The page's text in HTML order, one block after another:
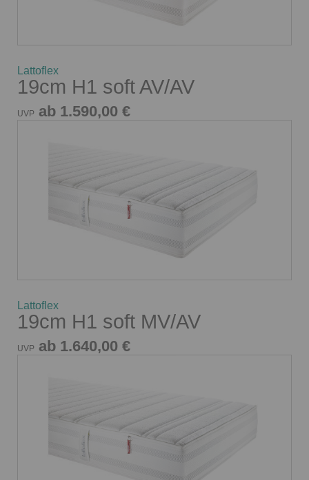
Lattoflex
19cm H1 soft AV/AV
UVP ab 1.590,00 €
Lattoflex
19cm H1 soft MV/AV
UVP ab 1.640,00 €